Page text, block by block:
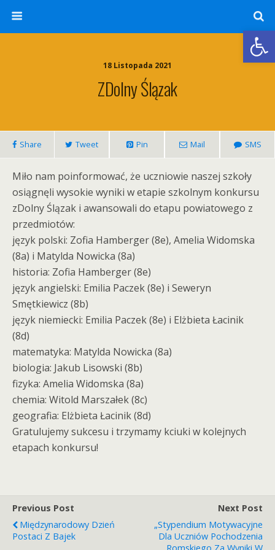
18 Listopada 2021
ZDolny Ślązak
Share Tweet Pin Mail SMS
Miło nam poinformować, że uczniowie naszej szkoły
osiągnęli wysokie wyniki w etapie szkolnym konkursu
zDolny Ślązak i awansowali do etapu powiatowego z
przedmiotów:
język polski: Zofia Hamberger (8e), Amelia Widomska
(8a) i Matylda Nowicka (8a)
historia: Zofia Hamberger (8e)
język angielski: Emilia Paczek (8e) i Seweryn
Smętkiewicz (8b)
język niemiecki: Emilia Paczek (8e) i Elżbieta Łacinik
(8d)
matematyka: Matylda Nowicka (8a)
biologia: Jakub Lisowski (8b)
fizyka: Amelia Widomska (8a)
chemia: Witold Marszałek (8c)
geografia: Elżbieta Łacinik (8d)
Gratulujemy sukcesu i trzymamy kciuki w kolejnych
etapach konkursu!
Previous Post
Międzynarodowy Dzień
Postaci Z Bajek
Next Post
„Stypendium Motywacyjne
Dla Uczniów Pochodzenia